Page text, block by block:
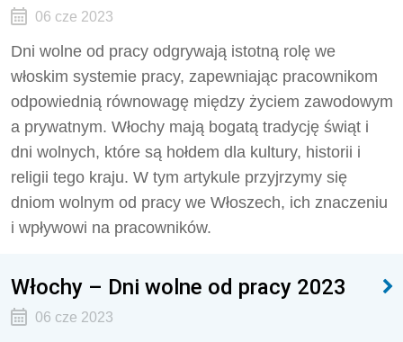
06 cze 2023
Dni wolne od pracy odgrywają istotną rolę we
włoskim systemie pracy, zapewniając pracownikom
odpowiednią równowagę między życiem zawodowym
a prywatnym. Włochy mają bogatą tradycję świąt i
dni wolnych, które są hołdem dla kultury, historii i
religii tego kraju. W tym artykule przyjrzymy się
dniom wolnym od pracy we Włoszech, ich znaczeniu
i wpływowi na pracowników.
Włochy – Dni wolne od pracy 2023
06 cze 2023